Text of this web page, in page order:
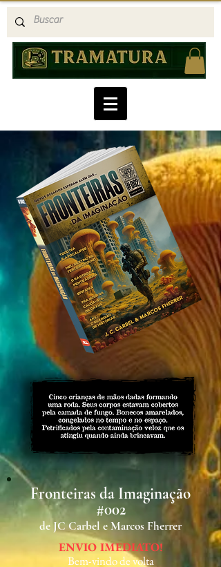
Fronteiras da Imaginação
#002
de JC Carbel e Marcos Fherrer
ENVIO IMEDIATO!
Bem-vindo de volta